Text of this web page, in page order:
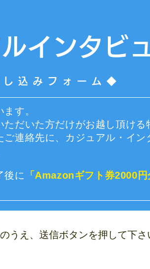
インタビ
込みフォーム◆
す。
ただいた方だけがお越し頂ける
連絡先に、カジュアル・イン
後に
「Amazonギフト券2000
うえ、送信ボタンを押して下さ